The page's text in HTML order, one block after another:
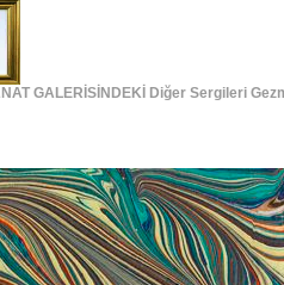
GALERİSİNDEKİ Diğer Sergileri